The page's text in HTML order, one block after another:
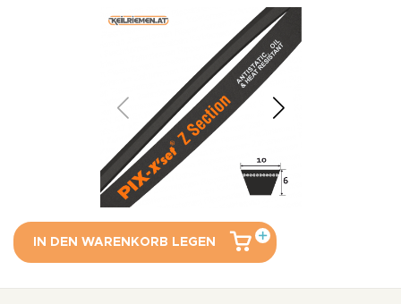
IN DEN WARENKORB LEGEN